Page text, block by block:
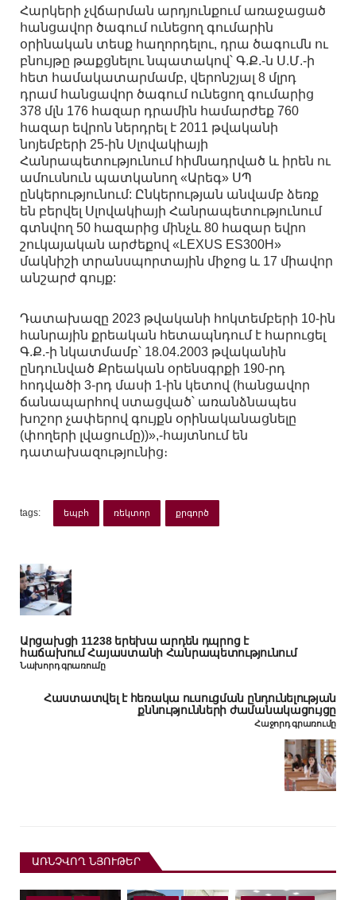
Հարկերի չվճարման արդյունքում առաջացած
հանցավոր ծագում ունեցող գումարին
օրինական տեսք հաղորդելու, դրա ծագումն ու
բնույթը թաքցնելու նպատակով՝ Գ.Ք.-ն Ս.Մ.-ի
հետ համակատարմամբ, վերոնշյալ 8 մլրդ
դրամ հանցավոր ծագում ունեցող գումարից
378 մլն 176 հազար դրամին համարժեք 760
հազար եվրոն ներդրել է 2011 թվականի
նոյեմբերի 25-ին Սլովակիայի
Հանրապետությունում հիմնադրված և իրեն ու
ամուսնուն պատկանող «Արեգ» ՍՊ
ընկերությունում: Ընկերության անվամբ ձեռք
են բերվել Սլովակիայի Հանրապետությունում
գտնվող 50 հազարից մինչև 80 հազար եվրո
շուկայական արժեքով «LEXUS ES300H»
մակնիշի տրանսպորտային միջոց և 17 միավոր
անշարժ գույք:
Դատախազը 2023 թվականի հոկտեմբերի 10-ին
հանրային քրեական հետապնդում է հարուցել
Գ.Ք.-ի նկատմամբ՝ 18.04.2003 թվականին
ընդունված Քրեական օրենսգրքի 190-րդ
հոդվածի 3-րդ մասի 1-ին կետով (հանցավոր
ճանապարհով ստացված՝ առանձնապես
խոշոր չափերով գույքն օրինականացնելը
(փողերի լվացումը))»,-հայտնում են
դատախազությունից։
tags: եպբհ ռեկտոր քրգործ
Արցախցի 11238 երեխա արդեն դպրոց է
հաճախում Հայաստանի Հանրապետությունում
Նախորդ գրառումը
Հաստատվել է հեռակա ուսուցման ընդունելության
քննությունների ժամանակացույցը
Հաջորդ գրառումը
ԱՌՆՉՎՈՂ ՆՅՈՒԹԵՐ